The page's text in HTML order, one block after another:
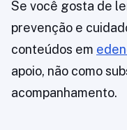
Se você gosta de
prevenção e
conteúdos em
apoio, não como
acompanhamento.